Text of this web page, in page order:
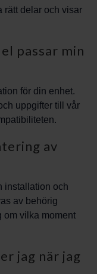
rätt delar och visar
passar min
för din enhet.
uppgifter till vår
av
installation och
av behörig
om vilka moment
jag när jag